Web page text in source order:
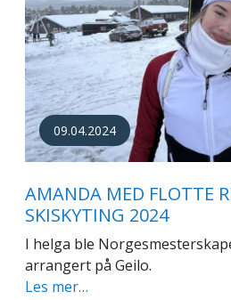
09.04.2024
AMANDA MED FLOTTE
SKISKYTING 2024
I helga ble
arrangert på Geilo.
Les mer…